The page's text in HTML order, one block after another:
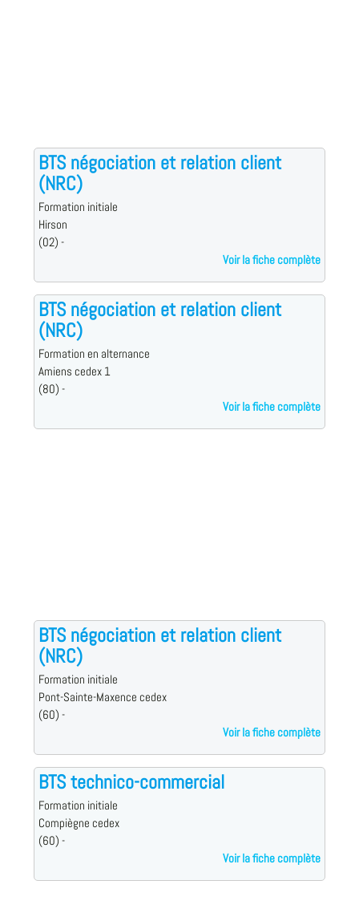
BTS négociation et relation client
(NRC)
Formation initiale
Hirson
(02) -
Voir la fiche complète
BTS négociation et relation client
(NRC)
Formation en alternance
Amiens cedex 1
(80) -
Voir la fiche complète
BTS négociation et relation client
(NRC)
Formation initiale
Pont-Sainte-Maxence cedex
(60) -
Voir la fiche complète
BTS technico-commercial
Formation initiale
Compiègne cedex
(60) -
Voir la fiche complète